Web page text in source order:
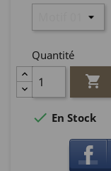
Quantité

 En Stock